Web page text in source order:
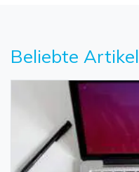
Beliebte Artikel